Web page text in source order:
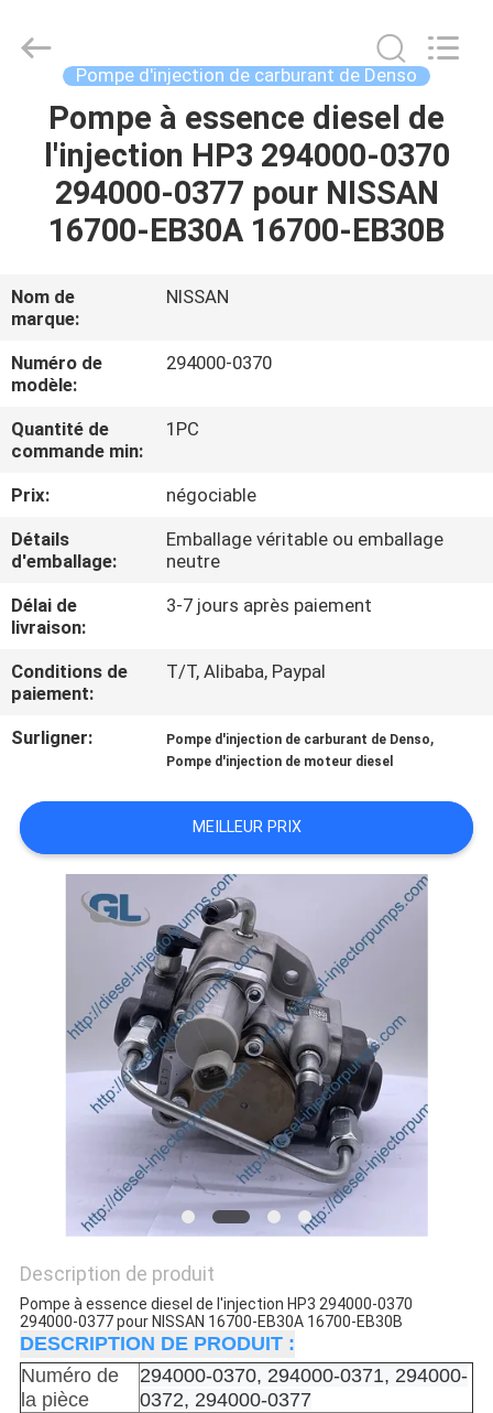
MAISON
VIDÉOS
À
PROPOS
DE
DE
L'USINE
CONTRÔLE
LA
QUALITÉ
DEMANDEZ
POLITIQUE
CONFIDENTIALITÉ
Parts
Pompe d'injection de carburant de Denso
Pompe à essence diesel de
l'injection HP3 294000-0370
294000-0377 pour NISSAN
16700-EB30A 16700-EB30B
Nom de
marque:
NISSAN
Numéro de
modèle:
294000-0370
Quantité de
commande min:
1PC
Prix:
négociable
Détails
d'emballage:
Emballage véritable ou emballage
neutre
Délai de
livraison:
3-7 jours après paiement
Conditions de
paiement:
T/T, Alibaba, Paypal
Surligner: Pompe d'injection de carburant de Denso,
Pompe d'injection de moteur diesel
MEILLEUR PRIX
Description de produit
Pompe à essence diesel de l'injection HP3 294000-0370
294000-0377 pour NISSAN 16700-EB30A 16700-EB30B
DESCRIPTION DE PRODUIT :
Numéro de
la pièce
294000-0370, 294000-0371, 294000-
0372, 294000-0377